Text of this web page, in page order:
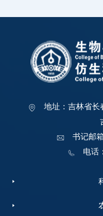
地址：吉林省长
吉林
书记邮
电话